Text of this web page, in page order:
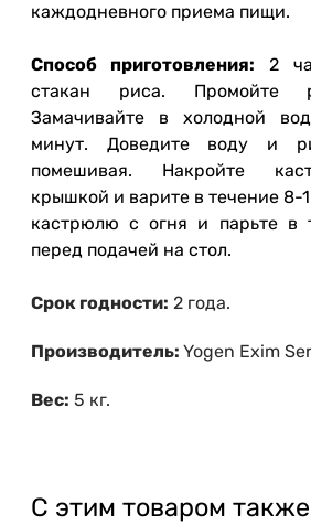
каждодневного приема пищи.
Способ приготовления: 2
стакан риса. Промойте
Замачивайте в холодной
минут. Доведите воду и
помешивая. Накройте
крышкой и варите в течение 8-
кастрюлю с огня и парьте в
перед подачей на стол.
Срок годности: 2 года.
Производитель: Yogen Exim
Вес: 5 кг.
С этим товаром